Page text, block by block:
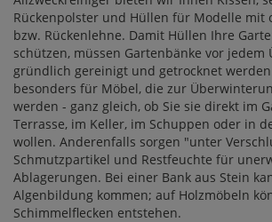
Rückenpolster und Hüllen für Modelle mit
bzw. Rückenlehne. Damit Hüllen Ihre
schützen, müssen Gartenbänke vor jedem
gründlich gereinigt und getrocknet
besonders für Möbel, die zur
werden - ganz gleich, ob Sie sie direkt im
Terrasse, im Keller, im Schuppen oder in
wollen. Anderenfalls sorgen "unter
Schmutzpartikel und Restfeuchte für
Ablagerungen. Bei einer Bank aus Stein
Algenbildung kommen; auf Holzmöbeln
Schimmelflecken entstehen.